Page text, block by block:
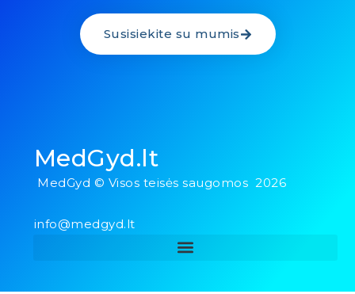
Susisiekite su mumis
MedGyd.lt
MedGyd © Visos teisės saugomos 2026
info@medgyd.lt